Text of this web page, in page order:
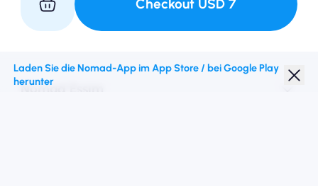
Checkout USD7
Partner mit uns
Nomad Essim
Laden Sie die Nomad-App im App Store / bei Google Play
herunter